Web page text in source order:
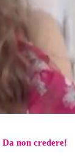
non credere!